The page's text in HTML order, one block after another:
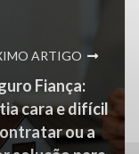
ARTIGO
Fiança:
cara e difícil
ou a